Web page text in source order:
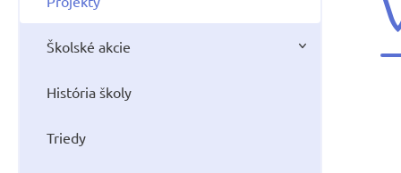
Školské akcie
História školy
Triedy